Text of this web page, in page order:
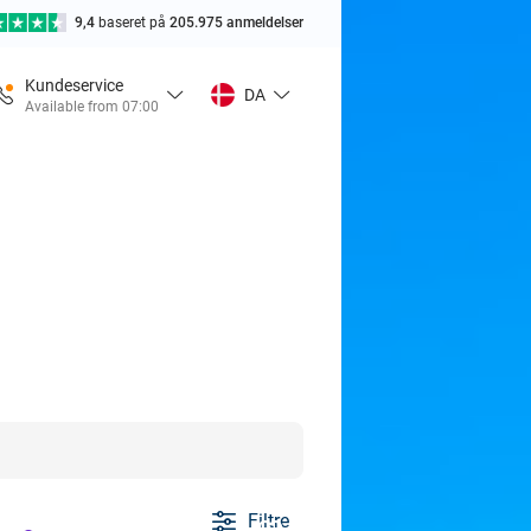
9,4 baseret på 205.975 anmeldelser
Kundeservice
Available from 07:00
DA
Filtre